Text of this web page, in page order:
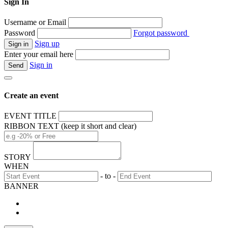
Sign In
Username or Email
Password
Forgot password
Sign up
Enter your email here
Sign in
Create an event
EVENT TITLE
RIBBON TEXT (keep it short and clear)
STORY
WHEN
- to -
BANNER